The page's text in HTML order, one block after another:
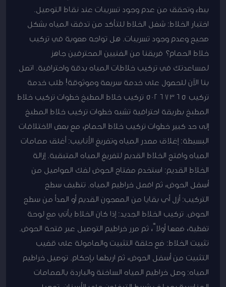
ببطء وتحقق من عدم وجود تسريبات عند نقاط التوصيل.
اختبار الخلاط: شغل الخلاط للتأكد من تدفق المياه بشكل
صحيح وعدم وجود تسريبات. هل تواجه صعوبة في تركيب
خلاط الحمام؟ فريقنا من الفنيين المحترفين جاهز
لمساعدتك في تركيب خلاطات المياه بدقة واحترافية. اتصل
بنا الآن للحصول على خدمة سريعة وموثوقة! طلب خدمة
تركيب 50267365 تركيب خلاط المطبخ خطوات تركيب خلاط
المطبخ بطريقة احترافية تشبه خطوات تركيب خلاط المطبخ
إلى حد كبير خطوات تركيب خلاط الحمام، مع بعض الاختلافات
البسيطة: إغلاق مصدر المياه وتفريغ الأنابيب: أغلق صمامات
المياه وافتح الخلاط القديم لتفريغ المياه المتبقية. إزالة
الخلاط القديم: استخدم مفتاح الحوض لفك الصواميل من
أسفل الحوض، ثم افصل خراطيم المياه. تنظيف سطح
التركيب: أزل أي بقايا من المعجون القديم أو الصدأ من سطح
الحوض. تركيب الخلاط الجديد: إذا كان الخلاط يأتي مع لوحة
تغطية، ضعها أولاً، ثم مرر خراطيم التوصيل عبر فتحة الحوض.
تثبيت الخلاط: ضع حلقة التثبيت والصامولة على قضيب
التثبيت من أسفل الحوض، ثم اربطها بإحكام. توصيل خراطيم
المياه: وصل خراطيم المياه الساخنة والباردة بالصمامات